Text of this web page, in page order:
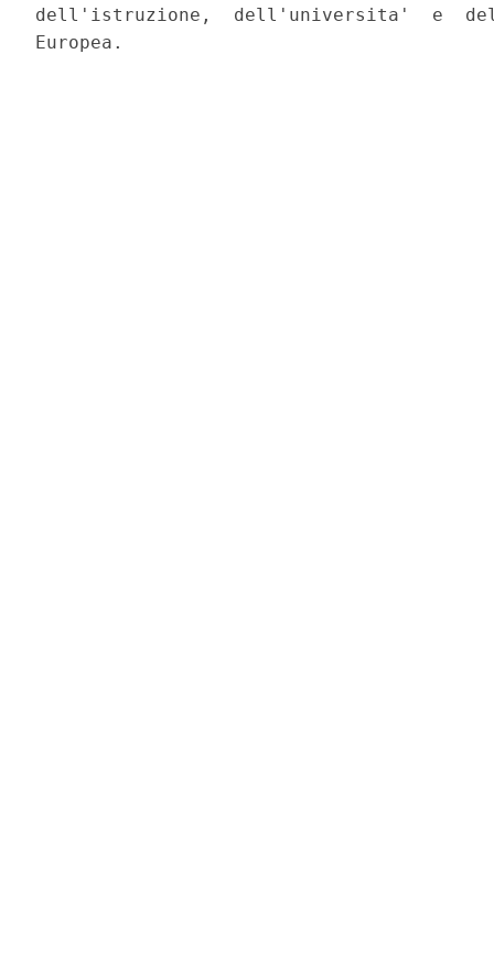
dell'istruzione,  dell'universita'  e
Europea.